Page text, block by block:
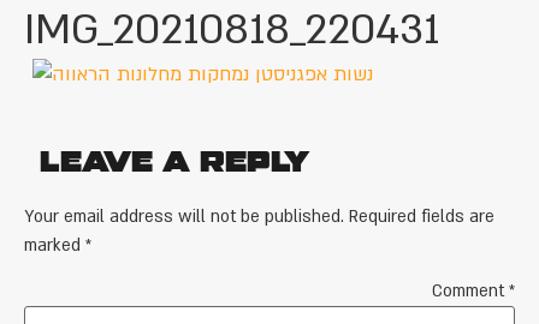
IMG_20210818_220431
Leave a Reply
Your email address will not be published. Required fields are
marked *
Comment*